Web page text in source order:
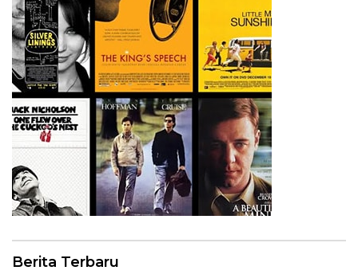
Berita Terbaru